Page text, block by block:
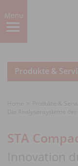
to
main
content
Menu
Produkte &
STA
Innovation